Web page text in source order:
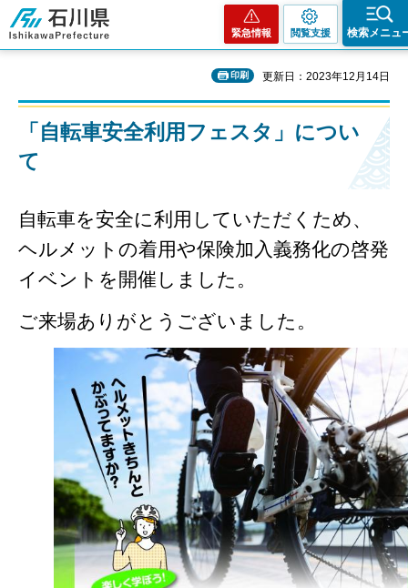
石川県
緊急情報 閲覧支援 検索メニュ
印刷 更新日：2023年12月14日
「自転車安全利用フェスタ」につい
て
自転車を安全に利用していただくため、
ヘルメットの着用や保険加入義務化の啓発
イベントを開催しました。
ご来場ありがとうございました。